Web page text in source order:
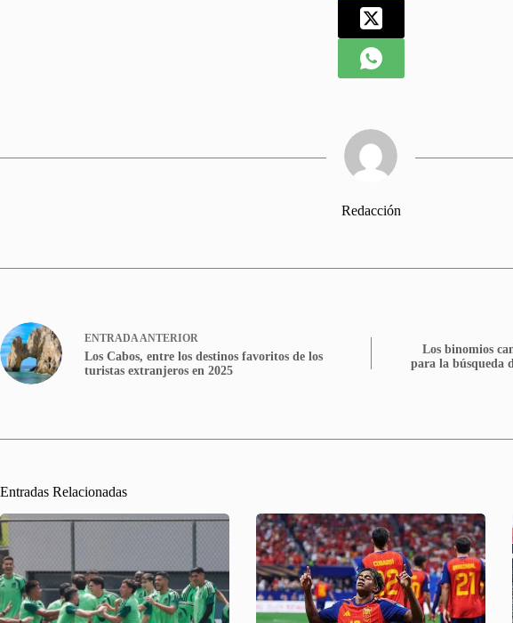
Redacción
ENTRADA ANTERIOR
Los Cabos, entre los destinos favoritos de los
turistas extranjeros en 2025
Los binomios
para la búsqueda
Entradas Relacionadas